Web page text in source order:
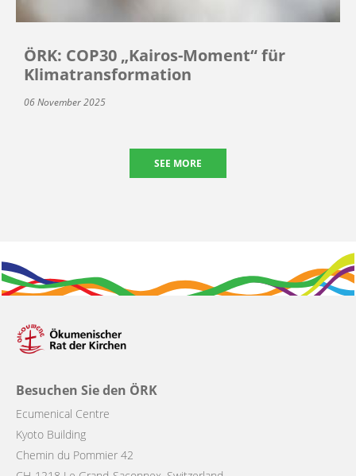
ÖRK: COP30 „Kairos-Moment“ für
Klimatransformation
06 November 2025
SEE MORE
Besuchen Sie den ÖRK
Ecumenical Centre
Kyoto Building
Chemin du Pommier 42